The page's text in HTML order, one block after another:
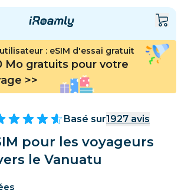
: eSIM d'essai gratuit
Mo gratuits pour votre
>>
Basé sur1927 avis
pour les voyageurs
le Vanuatu